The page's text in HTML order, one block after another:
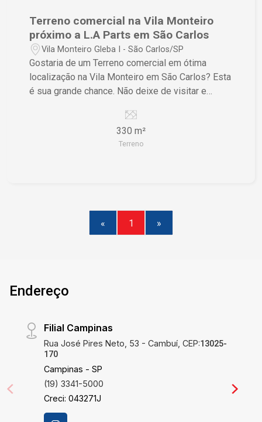
Terreno comercial na Vila Monteiro
próximo a L.A Parts em São Carlos
Vila Monteiro Gleba I - São Carlos/SP
Gostaria de um Terreno comercial em ótima
localização na Vila Monteiro em São Carlos? Esta
é sua grande chance. Não deixe de visitar e
330 m²
Terreno
« 1 »
Endereço
Filial Campinas
Rua José Pires Neto, 53 - Cambuí, CEP:13025-
170
Campinas - SP
(19) 3341-5000
Creci: 043271J